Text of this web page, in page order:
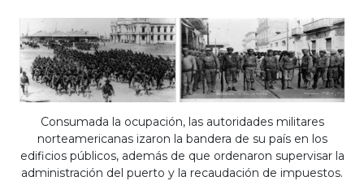
Consumada la ocupación, las autoridades militares
norteamericanas izaron la bandera de su país en los
edificios públicos, además de que ordenaron supervisar la
administración del puerto y la recaudación de impuestos.